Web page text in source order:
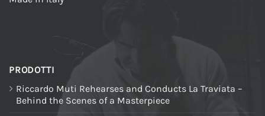
PRODOTTI
Riccardo Muti Rehearses and Conducts La Traviata –
Behind the Scenes of a Masterpiece